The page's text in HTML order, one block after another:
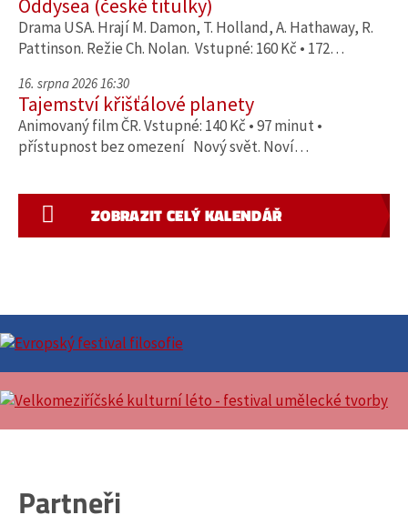
Oddysea (české titulky)
Drama USA. Hrají M. Damon, T. Holland, A. Hathaway, R.
Pattinson. Režie Ch. Nolan. Vstupné: 160 Kč • 172…
16. srpna 2026 16:30
Tajemství křišťálové planety
Animovaný film ČR. Vstupné: 140 Kč • 97 minut •
přístupnost bez omezení Nový svět. Noví…
ZOBRAZIT CELÝ KALENDÁŘ
Partneři